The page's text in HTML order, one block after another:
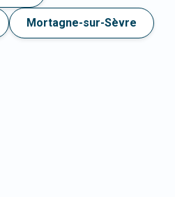
Mortagne-sur-Sèvre